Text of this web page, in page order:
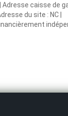
Adresse caisse de
du site : NC |